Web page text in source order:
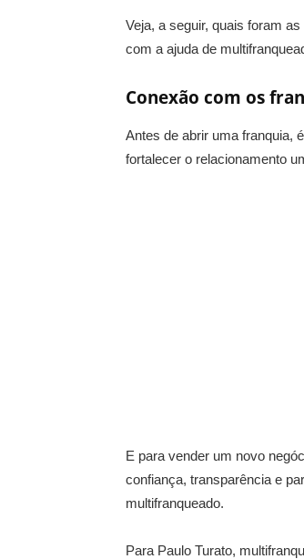
Veja, a seguir, quais foram
com a ajuda de
Conexão com os
Antes de abrir uma franquia,
fortalecer o relacionamento
E para vender um novo
confiança, transparência e
multifranqueado.
Para Paulo Turato,